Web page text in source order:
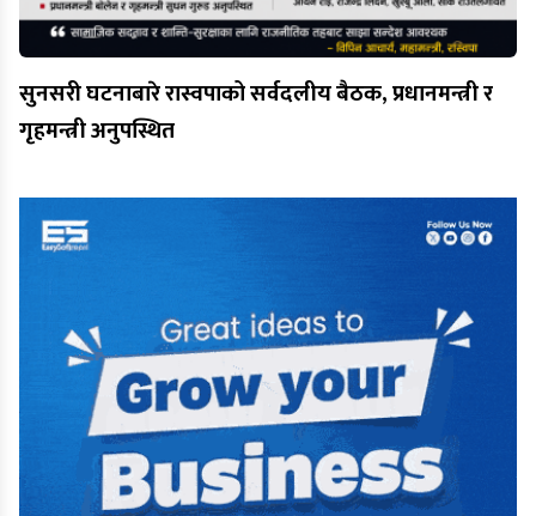
सुनसरी घटनाबारे रास्वपाको सर्वदलीय बैठक, प्रधानमन्त्री र
गृहमन्त्री अनुपस्थित